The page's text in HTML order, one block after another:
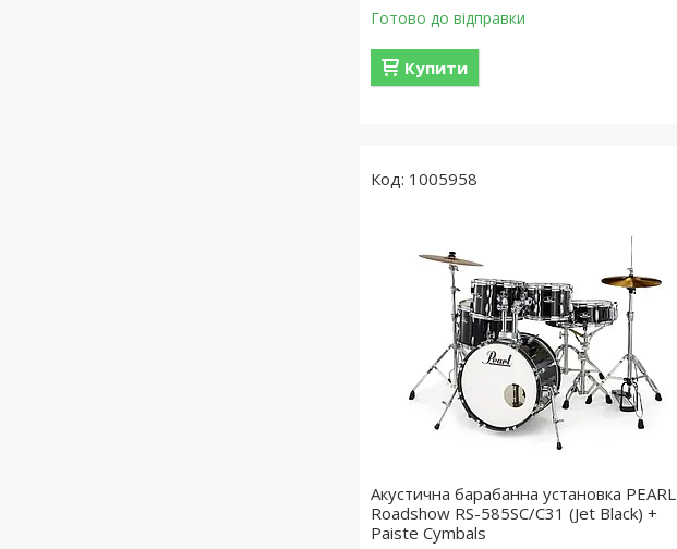
Готово до відправки
Купити
1005958
Акустична барабанна установка PEARL
Roadshow RS-585SC/C31 (Jet Black) +
Paiste Cymbals